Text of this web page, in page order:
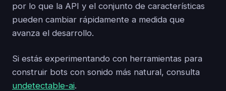
por lo que la API y el conjunto de características
pueden cambiar rápidamente a medida que
avanza el desarrollo.
Si estás experimentando con herramientas para
construir bots con sonido más natural, consulta
undetectable-ai.